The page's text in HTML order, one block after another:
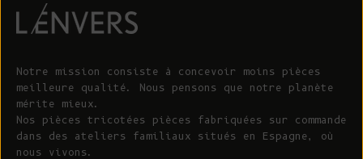
Notre mission consiste à concevoir moins pièces
meilleure qualité. Nous pensons que notre planète
mérite mieux.
Nos pièces tricotées pièces fabriquées sur commande
dans des ateliers familiaux situés en Espagne, où
nous vivons.